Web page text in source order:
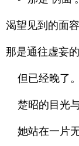
渴望见到的面
那是通往虚妄
但已经晚了。
楚昭的目光与
她站在一片